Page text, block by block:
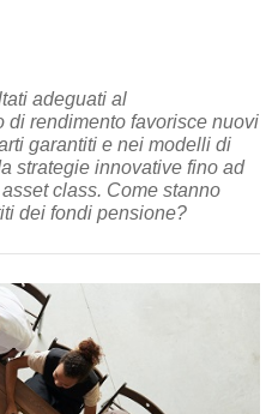
adeguati al
di rendimento favorisce nuovi
garantiti e nei modelli di
strategie innovative fino ad
class. Come stanno
dei fondi pensione?